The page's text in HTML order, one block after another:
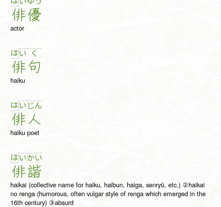
俳優
actor
は い
俳
く
句
haiku
はい
俳
じん
人
haiku poet
は い
俳
かい
諧
haikai (collective name for haiku, haibun, haiga, senryū, etc.) ②haikai
no renga (humorous, often vulgar style of renga which emerged in the
16th century) ③absurd